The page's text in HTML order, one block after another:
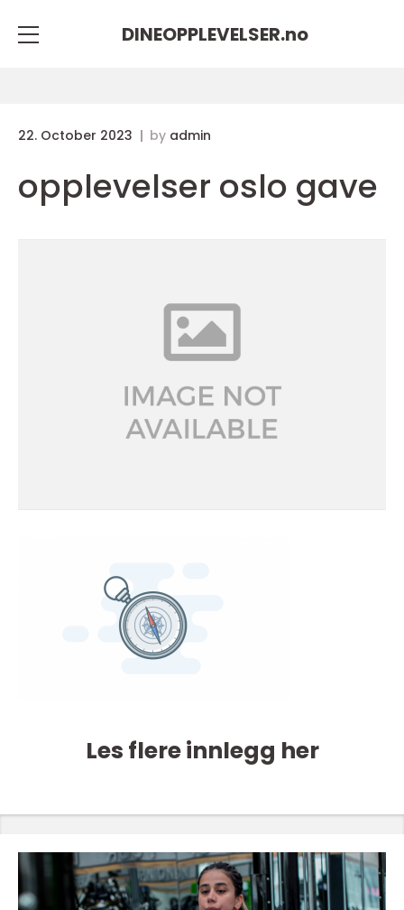
DINEOPPLEVELSER.no
22. October 2023 by admin
opplevelser oslo gave
Les flere innlegg her